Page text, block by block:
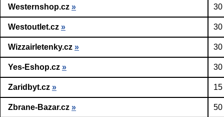
Westernshop.cz » 30
Westoutlet.cz » 30
Wizzairletenky.cz » 30
Yes-Eshop.cz » 30
Zaridbyt.cz »
Zbrane-Bazar.cz » 50